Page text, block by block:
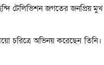
টেলিভিশন জগতের জনপ্রিয় মুখ
চরিত্রে অভিনয় করেছেন